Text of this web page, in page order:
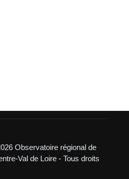
Observatoire régional de
Val de Loire - Tous droits